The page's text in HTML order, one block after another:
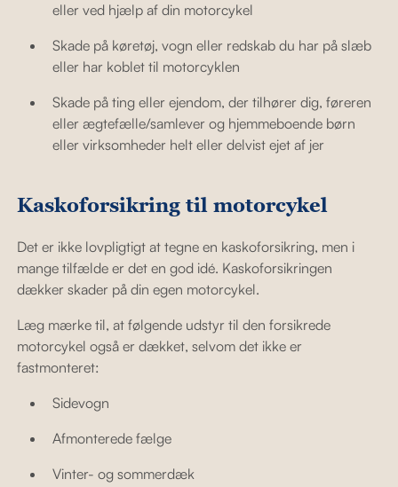
eller ved hjælp af din motorcykel
Skade på køretøj, vogn eller redskab du har på slæb
eller har koblet til motorcyklen
Skade på ting eller ejendom, der tilhører dig, føreren
eller ægtefælle/samlever og hjemmeboende børn
eller virksomheder helt eller delvist ejet af jer
Kaskoforsikring til motorcykel
Det er ikke lovpligtigt at tegne en kaskoforsikring, men i
mange tilfælde er det en god idé. Kaskoforsikringen
dækker skader på din egen motorcykel.
Læg mærke til, at følgende udstyr til den forsikrede
motorcykel også er dækket, selvom det ikke er
fastmonteret:
Sidevogn
Afmonterede fælge
Vinter- og sommerdæk